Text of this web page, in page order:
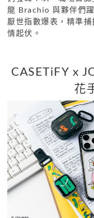
龍 Brachio 與夥伴們
厭世指數爆表，精準
情起伏。
CASETiFY x
花